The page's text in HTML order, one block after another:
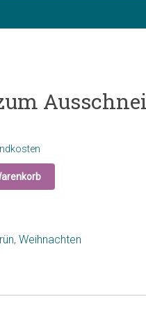
, Weihnachten